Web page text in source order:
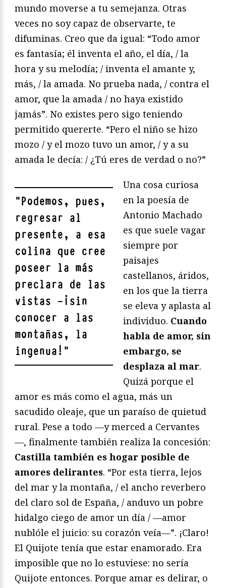
mundo moverse a tu semejanza. Otras
veces no soy capaz de observarte, te
difuminas. Creo que da igual: “Todo amor
es fantasía; él inventa el año, el día, / la
hora y su melodía; / inventa el amante y,
más, / la amada. No prueba nada, / contra el
amor, que la amada / no haya existido
jamás”. No existes pero sigo teniendo
permitido quererte. “Pero el niño se hizo
mozo / y el mozo tuvo un amor, / y a su
amada le decía: / ¿Tú eres de verdad o no?”
"Podemos, pues,
regresar al
presente, a esa
colina que cree
poseer la más
preclara de las
vistas —¡sin
conocer a las
montañas, la
ingenua! "
Una cosa curiosa
en la poesía de
Antonio Machado
es que suele vagar
siempre por
paisajes
castellanos, áridos,
en los que la tierra
se eleva y aplasta al
individuo. Cuando
habla de amor, sin
embargo, se
desplaza al mar.
Quizá porque el
amor es más como el agua, más un
sacudido oleaje, que un paraíso de quietud
rural. Pese a todo —y merced a Cervantes
—, finalmente también realiza la concesión:
Castilla también es hogar posible de
amores delirantes. “Por esta tierra, lejos
del mar y la montaña, / el ancho reverbero
del claro sol de España, / anduvo un pobre
hidalgo ciego de amor un día / —amor
nublóle el juicio: su corazón veía—”. ¡Claro!
El Quijote tenía que estar enamorado. Era
imposible que no lo estuviese: no sería
Quijote entonces. Porque amar es delirar, o